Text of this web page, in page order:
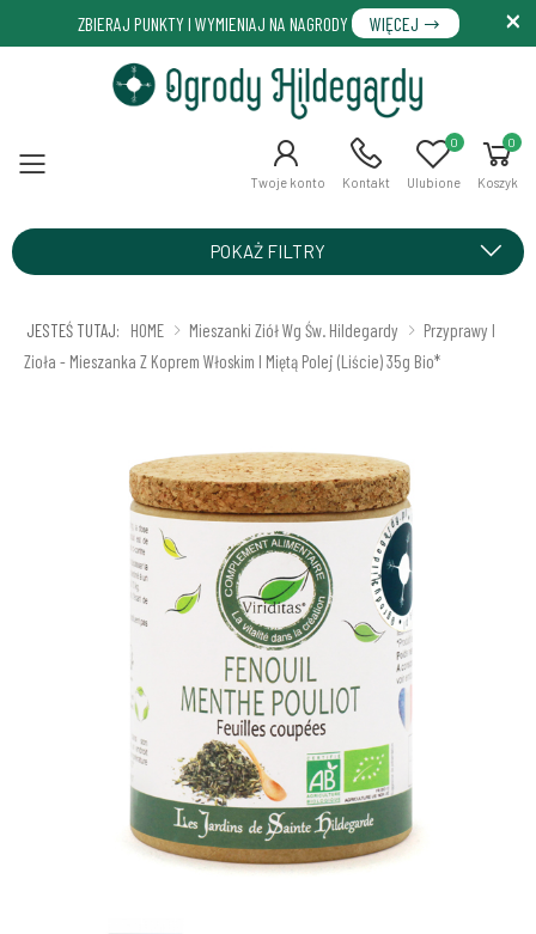
ZBIERAJ PUNKTY I WYMIENIAJ NA NAGRODY WIĘCEJ
Menu Twoje konto Kontakt Ulubione
0 0
Koszyk
POKAŻ FILTRY
JESTEŚ TUTAJ: HOME Mieszanki Ziół Wg Św. Hildegardy
Przyprawy I
Zioła - Mieszanka Z Koprem Włoskim I Miętą Polej (liście) 35g Bio*